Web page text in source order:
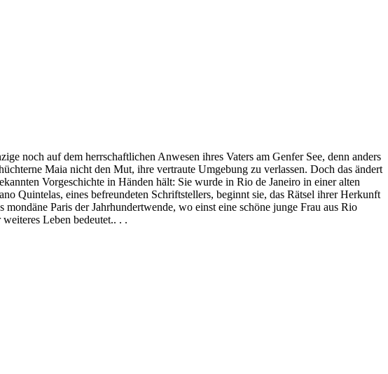
noch auf dem herrschaftlichen Anwesen ihres Vaters am Genfer See, denn anders
Maia nicht den Mut, ihre vertraute Umgebung zu verlassen. Doch das ändert
Vorgeschichte in Händen hält: Sie wurde in Rio de Janeiro in einer alten
Quintelas, eines befreundeten Schriftstellers, beginnt sie, das Rätsel ihrer Herkunft
Paris der Jahrhundertwende, wo einst eine schöne junge Frau aus Rio
Leben bedeutet.. . .